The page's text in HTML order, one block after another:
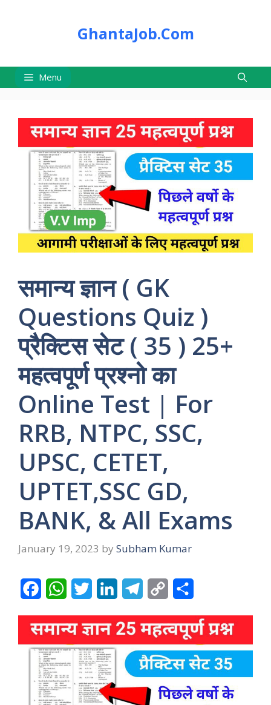
GhantaJob.Com
Menu
समान्य ज्ञान ( GK
Questions Quiz )
प्रैक्टिस सेट ( 35 ) 25+
महत्वपूर्ण प्रश्नो का
Online Test | For
RRB, NTPC, SSC,
UPSC, CETET,
UPTET,SSC GD,
BANK, & All Exams
January 19, 2023 by Subham Kumar
c
e
b
o
W
a
t
A
i
t
t
e
n
d
l
e
g
r
p
y
L
i
a
r
e